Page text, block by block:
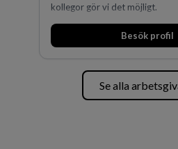
kollegor gör vi det möjligt.
Besök profil
Se alla